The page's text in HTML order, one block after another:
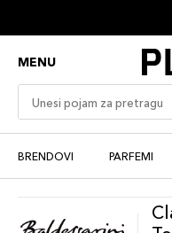
MENU
BRENDOVI PARFEMI